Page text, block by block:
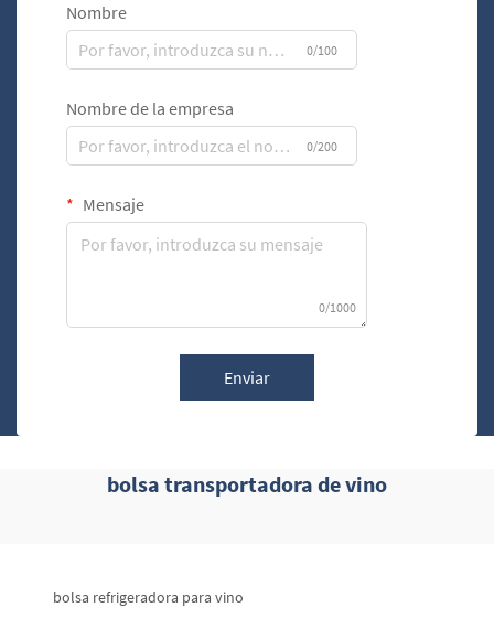
Nombre
0/100
Nombre de la empresa
0/200
Mensaje
0/1000
Enviar
bolsa transportadora de vino
bolsa refrigeradora para vino